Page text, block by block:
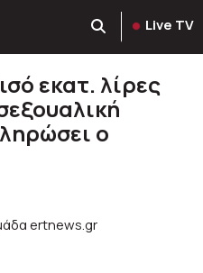
Live TV
εκατ. λίρες
ο
ertnews.gr